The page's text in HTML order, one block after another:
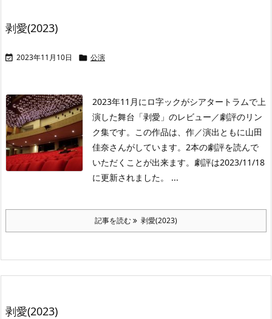
剥愛(2023)
 2023年11月10日  公演
2023年11月にロ字ックがシアタートラムで上
演した舞台「剥愛」のレビュー／劇評のリン
ク集です。この作品は、作／演出ともに山田
佳奈さんがしています。2本の劇評を読んで
いただくことが出来ます。劇評は2023/11/18
に更新されました。 ...
記事を読む 剥愛(2023)
剥愛(2023)